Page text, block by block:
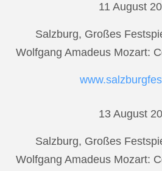
11 August
Salzburg, Großes
Wolfgang Amadeus Mozart:
13 August
Salzburg, Großes
Wolfgang Amadeus Mozart: